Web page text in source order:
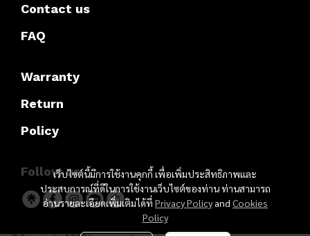
Contact us
FAQ
Warranty
Return
Policy
Follow usเว็บไซต์นี้มีการใช้งานคุกกี้ เพื่อเพิ่มประสิทธิภาพและ
ประสบการณ์ที่ดีในการใช้งานเว็บไซต์ของท่าน ท่านสามารถ
อ่านรายละเอียดเพิ่มเติมได้ที่ Privacy Policy and Cookies
Policy